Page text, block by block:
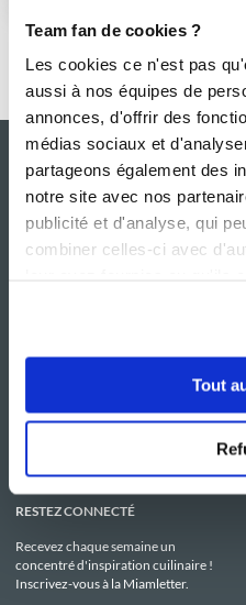
Team fan de cookies ?
Les cookies ce n'est pas
aussi à nos équipes de
annonces, d'offrir des
médias sociaux et
partageons également des
notre site avec nos
publicité et d'analyse, qui
combiner celles-ci avec
Tout
Le Mag'
Boutique
RESTEZ CONNECTÉ
Recevez chaque semaine un
concentré d'inspiration cuilinaire !
Inscrivez-vous à la Miamletter.